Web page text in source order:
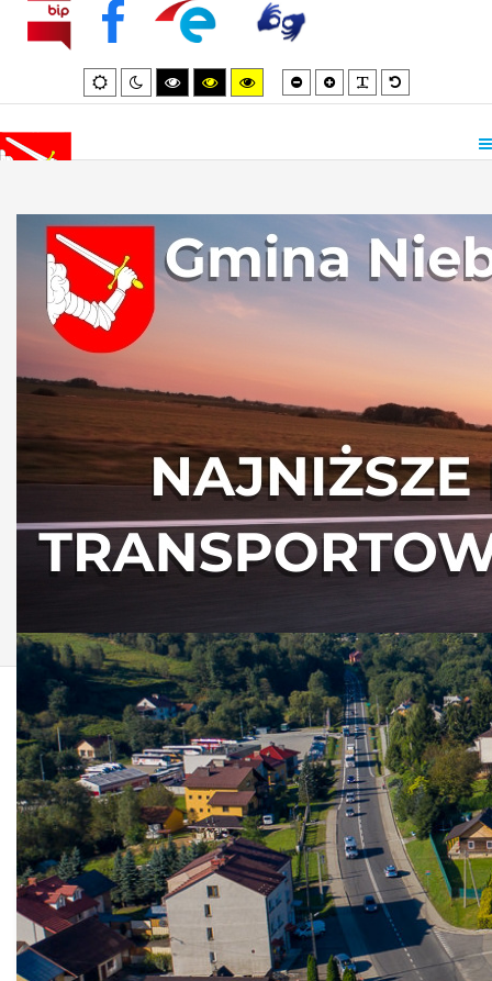
Default
mode
Night
mode
High
contrast
High
contrast
High
contrast
Smaller
font
Larger
font
Default
font
AKTUALNOŚCI Z
GMINY NIEBYLEC
Wspieraj Seniora
mlenart Opublikowano: 06 listopad 2020